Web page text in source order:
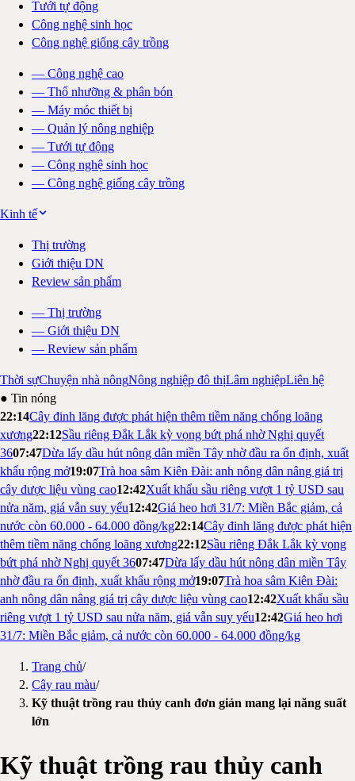
Tưới tự động
Công nghệ sinh học
Công nghệ giống cây trồng
— Công nghệ cao
— Thổ nhưỡng & phân bón
— Máy móc thiết bị
— Quản lý nông nghiệp
— Tưới tự động
— Công nghệ sinh học
— Công nghệ giống cây trồng
Kinh tế
Thị trường
Giới thiệu DN
Review sản phẩm
— Thị trường
— Giới thiệu DN
— Review sản phẩm
Thời sựChuyện nhà nôngNông nghiệp đô thịLâm nghiệpLiên hệ
● Tin nóng
22:14Cây đinh lăng được phát hiện thêm tiềm năng chống loãng
xương22:12Sầu riêng Đắk Lắk kỳ vọng bứt phá nhờ Nghị quyết
3607:47Dừa lấy dầu hút nông dân miền Tây nhờ đầu ra ổn định, xuất
khẩu rộng mở19:07Trà hoa sâm Kiên Đài: anh nông dân nâng giá trị
cây dược liệu vùng cao12:42Xuất khẩu sầu riêng vượt 1 tỷ USD sau
nửa năm, giá vẫn suy yếu12:42Giá heo hơi 31/7: Miền Bắc giảm, cả
nước còn 60.000 - 64.000 đồng/kg22:14Cây đinh lăng được phát hiện
thêm tiềm năng chống loãng xương22:12Sầu riêng Đắk Lắk kỳ vọng
bứt phá nhờ Nghị quyết 3607:47Dừa lấy dầu hút nông dân miền Tây
nhờ đầu ra ổn định, xuất khẩu rộng mở19:07Trà hoa sâm Kiên Đài:
anh nông dân nâng giá trị cây dược liệu vùng cao12:42Xuất khẩu sầu
riêng vượt 1 tỷ USD sau nửa năm, giá vẫn suy yếu12:42Giá heo hơi
31/7: Miền Bắc giảm, cả nước còn 60.000 - 64.000 đồng/kg
Trang chủ/
Cây rau màu/
Kỹ thuật trồng rau thủy canh đơn giản mang lại năng suất
lớn
Kỹ thuật trồng rau thủy canh